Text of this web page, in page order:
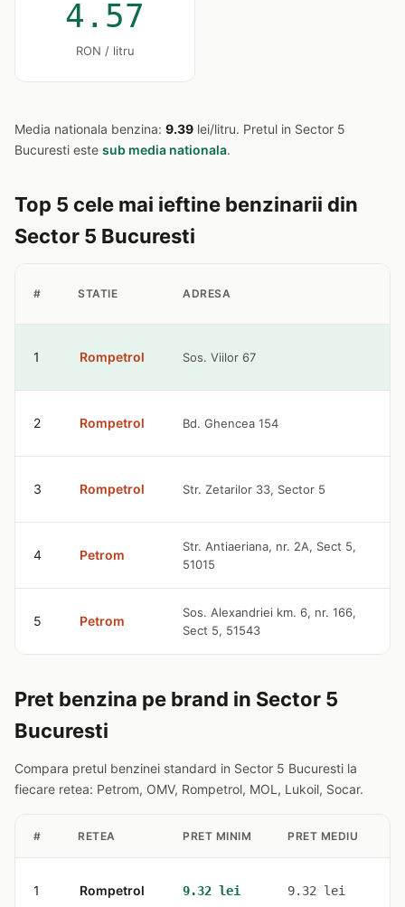
4.57
RON / litru
Media nationala benzina: 9.39 lei/litru. Pretul in Sector 5
Bucuresti este sub media nationala.
Top 5 cele mai ieftine benzinarii din
Sector 5 Bucuresti
# STATIE ADRESA
1 Rompetrol Sos. Viilor 67
2 Rompetrol Bd. Ghencea 154
3 Rompetrol Str. Zetarilor 33, Sector 5
4 Petrom
Str. Antiaeriana, nr. 2A, Sect 5,
51015
5 Petrom
Sos. Alexandriei km. 6, nr. 166,
Sect 5, 51543
Pret benzina pe brand in Sector 5
Bucuresti
Compara pretul benzinei standard in Sector 5 Bucuresti la
fiecare retea: Petrom, OMV, Rompetrol, MOL, Lukoil, Socar.
# RETEA PRET MINIM PRET MEDIU
1 Rompetrol 9.32 lei 9.32 lei